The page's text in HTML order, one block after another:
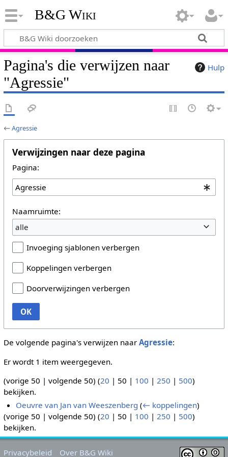
B&G Wiki
Hulp
Pagina's die verwijzen naar
"Agressie"
←Agressie
Verwijzingen naar deze pagina
Pagina:
Naamruimte:
alle
Invoeging sjablonen verbergen
Koppelingen verbergen
Doorverwijzingen verbergen
OK
De volgende pagina's verwijzen naar Agressie:
Er wordt 1 item weergegeven.
(vorige 50 | volgende 50) (20 | 50 | 100 | 250 | 500)
bekijken.
Oeuvre van Jan van Weeszenberg (← koppelingen)
(vorige 50 | volgende 50) (20 | 50 | 100 | 250 | 500)
bekijken.
Privacybeleid Over B&G Wiki